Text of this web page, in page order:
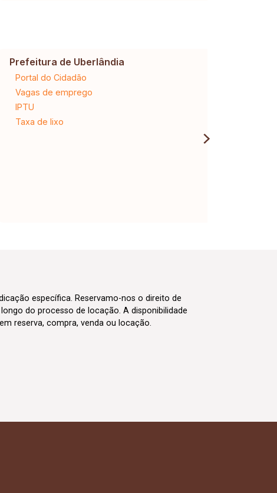
Prefeitura de Uberlândia
Portal do Cidadão
Vagas de emprego
IPTU
Taxa de lixo
específica. Reservamo-nos o direito de
do processo de locação. A disponibilidade
reserva, compra, venda ou locação.